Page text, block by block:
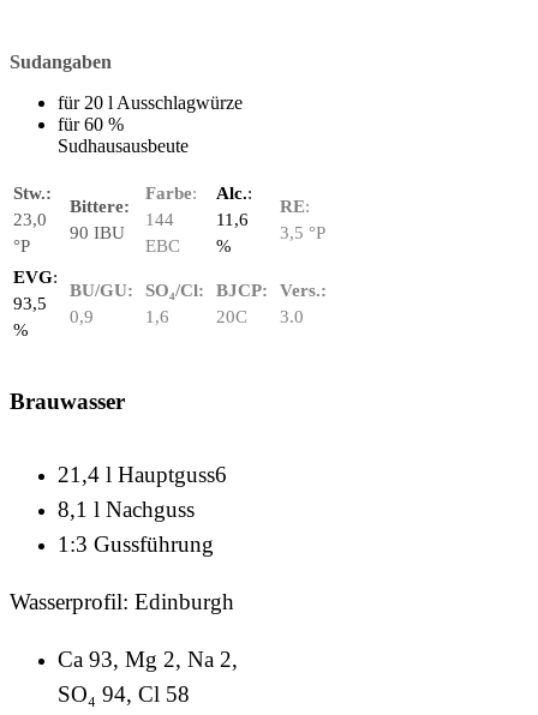
Sudangaben
für 20 l Ausschlagwürze
für 60 %
Sudhausausbeute
Stw.:
23,0
°P
Bittere:
90 IBU
Farbe:
144
EBC
Alc.:
11,6
%
RE:
3,5 °P
EVG:
93,5
%
BU/GU:
0,9
SO₄/Cl:
1,6
BJCP:
20C
Vers.:
3.0
Brauwasser
21,4 l Hauptguss6
8,1 l Nachguss
1:3 Gussführung
Wasserprofil: Edinburgh
Ca 93, Mg 2, Na 2,
SO₄ 94, Cl 58